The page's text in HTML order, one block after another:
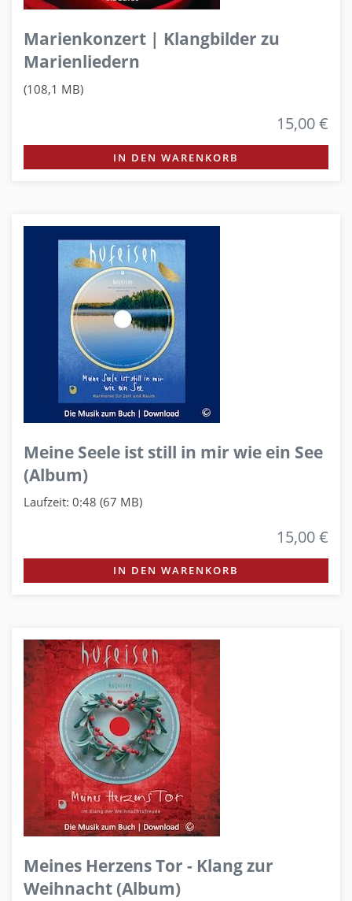
Marienkonzert | Klangbilder zu
Marienliedern
(108,1 MB)
15,00 €
IN DEN WARENKORB
Meine Seele ist still in mir wie ein See
(Album)
Laufzeit: 0:48 (67 MB)
15,00 €
IN DEN WARENKORB
Meines Herzens Tor - Klang zur
Weihnacht (Album)